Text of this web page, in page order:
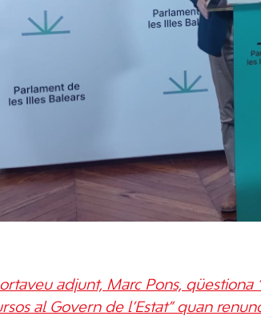
adjunt, Marc Pons,
al Govern de l’Estat” quan